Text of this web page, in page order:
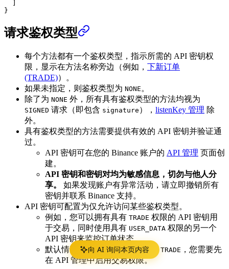
向 AI 询问本页内容
}
请求鉴权类型
每个方法都有一个鉴权类型，指示所需的 API 密钥权
限，显示在方法名称旁边（例如， 下新订单
(TRADE)）。
如果未指定，则鉴权类型为 NONE 。
除了为 NONE 外，所有具有鉴权类型的方法均视为
SIGNED 请求（即包含 signature ）， listenKey 管理 除
外。
具有鉴权类型的方法需要提供有效的 API 密钥并验证通
过。
API 密钥可在您的 Binance 账户的 API 管理 页面创
建。
API 密钥和密钥对均为敏感信息，切勿与他人分
享。
如果发现账户有异常活动，请立即撤销所有
密钥并联系 Binance 支持。
API 密钥可配置为仅允许访问某些鉴权类型。
例如，您可以拥有具有 TRADE 权限的 API 密钥用
于交易，同时使用具有 USER_DATA 权限的另一个
API 密钥来监控订单状态。
默认情况下，API 密钥无法进行TRADE ，您需要先
在 API 管理中启用交易权限。